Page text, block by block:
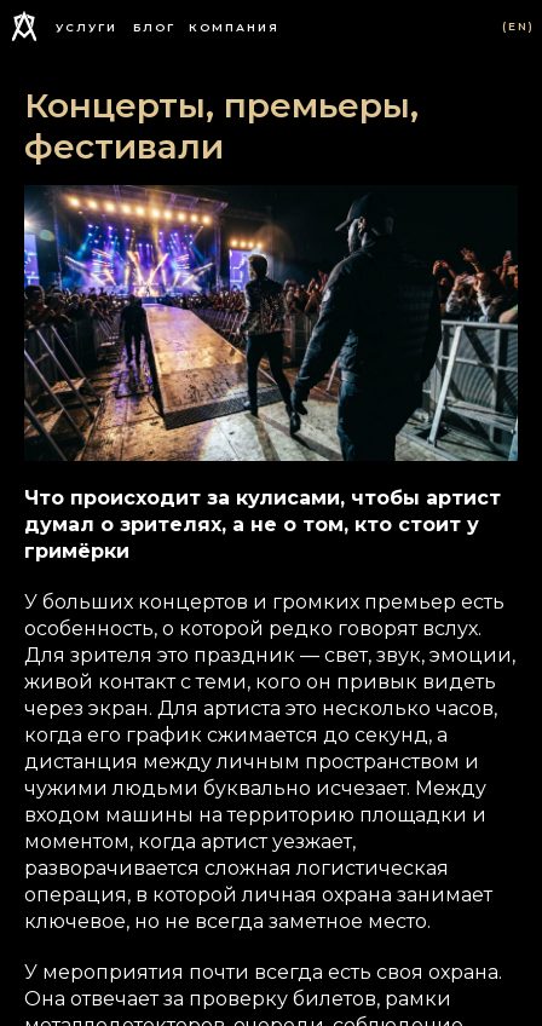
УСЛУГИ БЛОГ КОМПАНИЯ (EN)
Концерты, премьеры,
фестивали
Что происходит за кулисами, чтобы артист
думал о зрителях, а не о том, кто стоит у
гримёрки
У больших концертов и громких премьер есть
особенность, о которой редко говорят вслух.
Для зрителя это праздник — свет, звук, эмоции,
живой контакт с теми, кого он привык видеть
через экран. Для артиста это несколько часов,
когда его график сжимается до секунд, а
дистанция между личным пространством и
чужими людьми буквально исчезает. Между
входом машины на территорию площадки и
моментом, когда артист уезжает,
разворачивается сложная логистическая
операция, в которой личная охрана занимает
ключевое, но не всегда заметное место.
У мероприятия почти всегда есть своя охрана.
Она отвечает за проверку билетов, рамки